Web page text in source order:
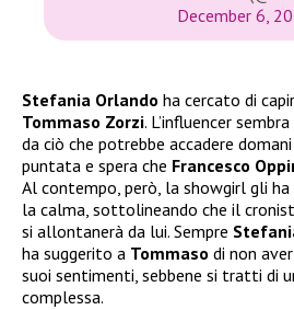
December 6,
Stefania Orlando ha cercato di
Tommaso Zorzi. L’influencer
da ciò che potrebbe accadere
puntata e spera che Francesco
Al contempo, però, la showgirl gli
la calma, sottolineando che il
si allontanerà da lui. Sempre
ha suggerito a Tommaso di non
suoi sentimenti, sebbene si tratti di
complessa.